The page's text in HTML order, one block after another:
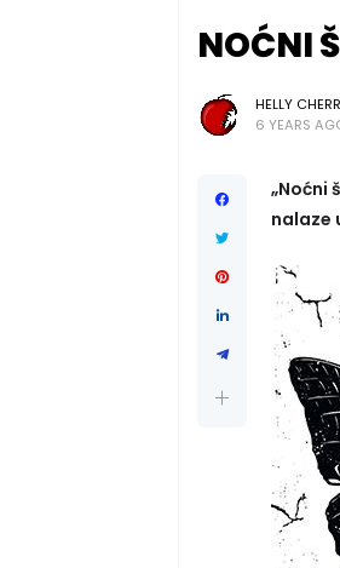
NOĆNI
HELLY
6 YEARS
„Noćni
nalaze